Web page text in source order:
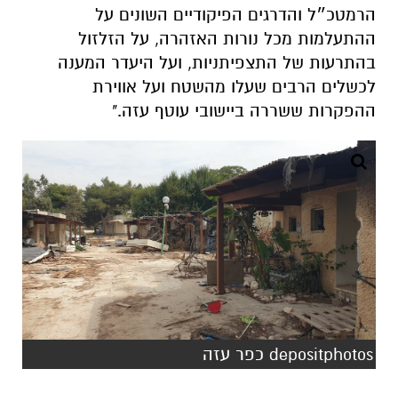
הרמטכ״ל והדרגים הפיקודיים השונים על
ההתעלמות מכל נורות האזהרה, על הזלזול
בהתרעות של התצפיתניות, ועל היעדר המענה
לכשלים הרבים שעלו מהשטח ועל אווירת
ההפקרות ששררה ביישובי עוטף עזה."
depositphotos כפר עזה